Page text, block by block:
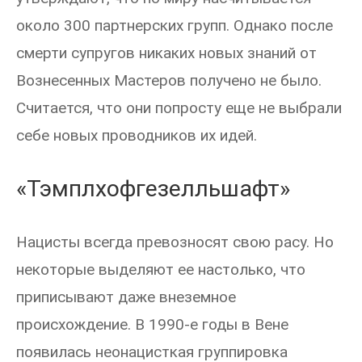
около 300 партнерских групп. Однако после
смерти супругов никаких новых знаний от
Вознесенных Мастеров получено не было.
Считается, что они попросту еще не выбрали
себе новых проводников их идей.
«Тэмплхофгезелльшафт»
Нацисты всегда превозносят свою расу. Но
некоторые выделяют ее настолько, что
приписывают даже внеземное
происхождение. В 1990-е годы в Вене
появилась неонацисткая группировка